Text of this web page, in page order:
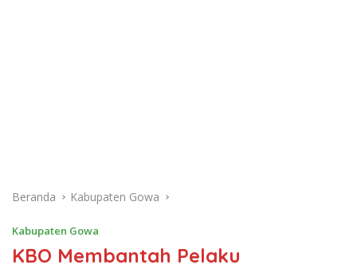
Beranda Kabupaten Gowa
Kabupaten Gowa
KBO Membantah Pelaku